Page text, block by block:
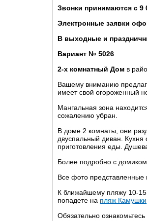
Звонки принимаются с 9
Электронные заявки
В выходные и
Вариант № 5026
2-х комнатный Дом в
Вашему вниманию
имеет свой огороженный
Мангальная зона
сожалению убран.
В доме 2 комнаты, они
двуспальный диван.
приготовления еды.
Более подробно с
Все фото представленные
К ближайшему пляжу 10-
попадете на пляж Камушки
Обязательно